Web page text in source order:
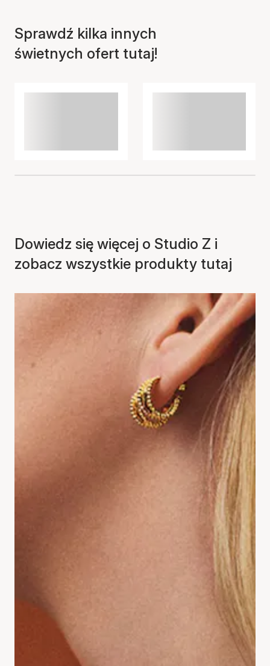
Sprawdź kilka innych
świetnych ofert tutaj!
Dowiedz się więcej o Studio Z i
zobacz wszystkie produkty tutaj